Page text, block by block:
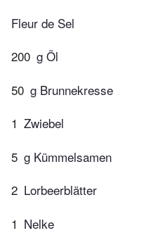
Fleur de Sel
200 g Öl
50 g Brunnekresse
1 Zwiebel
5 g Kümmelsamen
2 Lorbeerblätter
1 Nelke